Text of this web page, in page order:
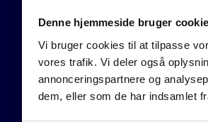
Denne hjemmeside bruger
Vi bruger cookies til at tilpasse
vores trafik. Vi deler også
annonceringspartnere og
dem, eller som de har indsamlet